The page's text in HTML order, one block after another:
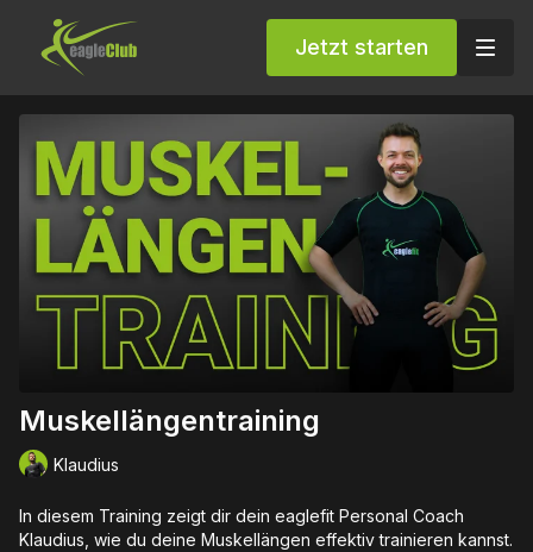
Jetzt starten
Muskellängentraining
Klaudius
In diesem Training zeigt dir dein eaglefit Personal Coach
Klaudius, wie du deine Muskellängen effektiv trainieren kannst.